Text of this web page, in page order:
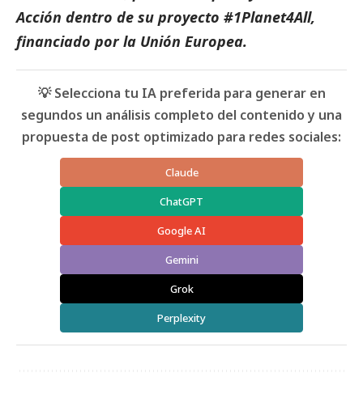
Acción dentro de su proyecto #1Planet4All,
financiado por la Unión Europea.
💡 Selecciona tu IA preferida para generar en
segundos un análisis completo del contenido y una
propuesta de post optimizado para redes sociales:
Claude
ChatGPT
Google AI
Gemini
Grok
Perplexity